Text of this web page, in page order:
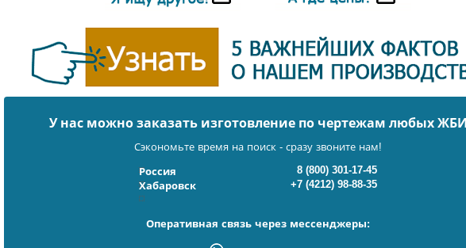
У нас можно заказать изготовление по чертежам любых ЖБИ
Сэкономьте время на поиск - сразу звоните нам!
Россия
8 (800) 301-17-45
Хабаровск
+7 (4212) 98-88-35
Оперативная связь через мессенджеры: